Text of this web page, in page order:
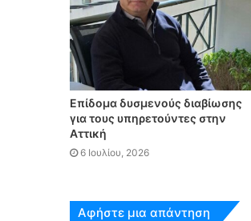
Επίδομα δυσμενούς διαβίωσης
για τους υπηρετούντες στην
Αττική
6 Ιουλίου, 2026
Αφήστε μια απάντηση